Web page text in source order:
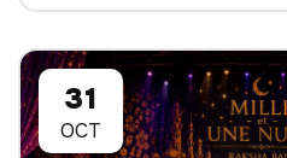
31
OCT